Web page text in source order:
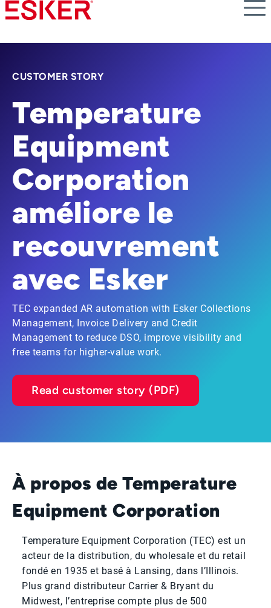
Skip
to
content
CUSTOMER STORY
Temperature
Equipment
Corporation
améliore le
recouvrement
avec Esker
TEC expanded AR automation with Esker Collections
Management, Invoice Delivery and Credit
Management to reduce DSO, improve visibility and
free teams for higher-value work.
Read customer story (PDF)
À propos de Temperature
Equipment Corporation
Temperature Equipment Corporation (TEC) est un
acteur de la distribution, du wholesale et du retail
fondé en 1935 et basé à Lansing, dans l’Illinois.
Plus grand distributeur Carrier & Bryant du
Midwest, l’entreprise compte plus de 500